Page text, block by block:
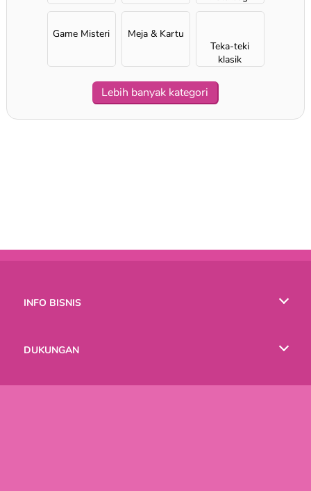
Anak
Game Misteri
Meja & Kartu
Teka-teki
klasik
Lebih banyak kategori
INFO BISNIS
DUKUNGAN
Bantuan